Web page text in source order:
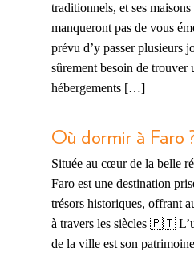
traditionnels, et ses
manqueront pas de vous
prévu d’y passer plusieurs
sûrement besoin de trouver
hébergements […]
Où dormir à Faro
Située au cœur de la belle
Faro est une destination
trésors historiques, offrant
à travers les siècles 🇵🇹
de la ville est son